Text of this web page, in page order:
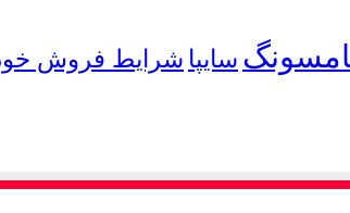
سایپا شرایط فروش